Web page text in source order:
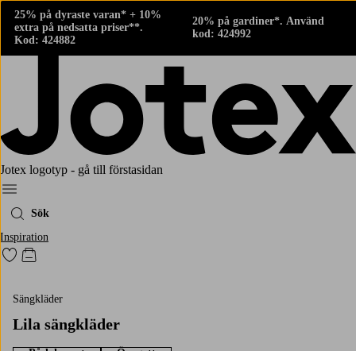
25% på dyraste varan* + 10%
extra på nedsatta priser**.
Kod: 424882
20% på gardiner*. Använd
kod: 424992
Jotex logotyp - gå till förstasidan
Meny
Sök
Inspiration
Gå till favoritmarkerade produkter
Gå till kundvagnen
Sängkläder
Lila sängkläder